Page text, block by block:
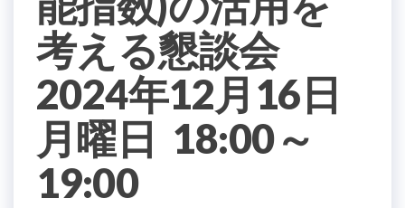
考える懇談会
2024年12月16日
月曜日 18:00～
19:00